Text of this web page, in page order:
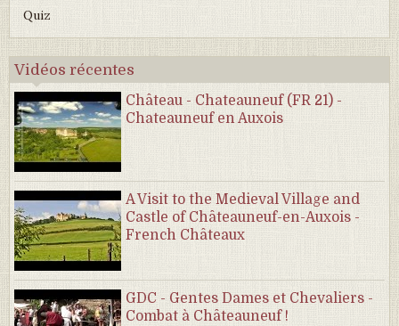
Quiz
Vidéos récentes
Château - Chateauneuf (FR 21) -
Chateauneuf en Auxois
A Visit to the Medieval Village and
Castle of Châteauneuf-en-Auxois -
French Châteaux
GDC - Gentes Dames et Chevaliers -
Combat à Châteauneuf !